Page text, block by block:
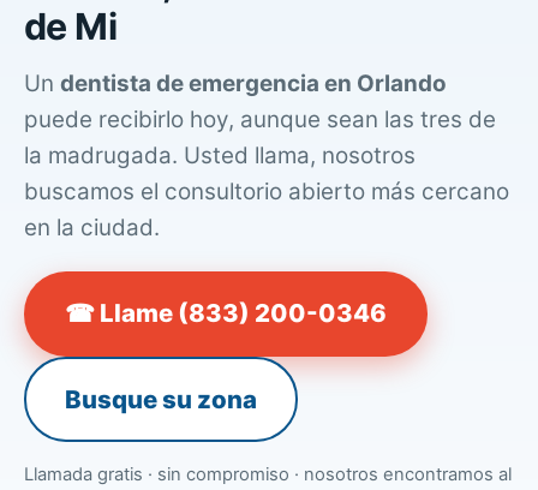
de Mi
Un dentista de emergencia en Orlando
puede recibirlo hoy, aunque sean las tres de
la madrugada. Usted llama, nosotros
buscamos el consultorio abierto más cercano
en la ciudad.
☎ Llame (833) 200-0346
Busque su zona
Llamada gratis · sin compromiso · nosotros encontramos al